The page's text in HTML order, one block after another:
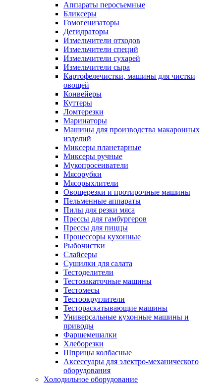
Аппараты перосъемные
Бликсеры
Гомогенизаторы
Дегидраторы
Измельчители отходов
Измельчители специй
Измельчители сухарей
Измельчители сыра
Картофелечистки, машины для чистки
овощей
Конвейеры
Куттеры
Ломтерезки
Маринаторы
Машины для производства макаронных
изделий
Миксеры планетарные
Миксеры ручные
Мукопросеиватели
Мясорубки
Мясорыхлители
Овощерезки и протирочные машины
Пельменные аппараты
Пилы для резки мяса
Прессы для гамбургеров
Прессы для пиццы
Процессоры кухонные
Рыбочистки
Слайсеры
Сушилки для салата
Тестоделители
Тестозакаточные машины
Тестомесы
Тестоокруглители
Тестораскатывающие машины
Универсальные кухонные машины и
приводы
Фаршемешалки
Хлеборезки
Шприцы колбасные
Аксессуары для электро-механического
оборудования
Холодильное оборудование